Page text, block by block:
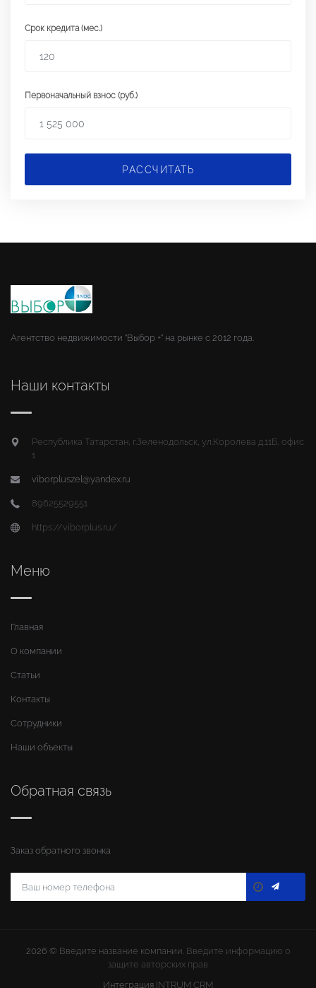
Срок кредита (мес.)
Первоначальный взнос (руб.)
РАССЧИТАТЬ
Агентство недвижимости "Выбор +" на рынке с 2012 года.
Наши контакты
Республика Татарстан, г.Зеленодольск, ул.Королева д.11Б, офис
1
viborpluszel@yandex.ru
89625529551
https://viborplus.ru/
Меню
Главная
О компании
Статьи
Контакты
Сотрудники
Наши объекты
Обратная связь
Заказ обратного звонка
2026 © Введите название компании. Введите информацию о
защите авторских прав
Интеграция INTRUM CRM